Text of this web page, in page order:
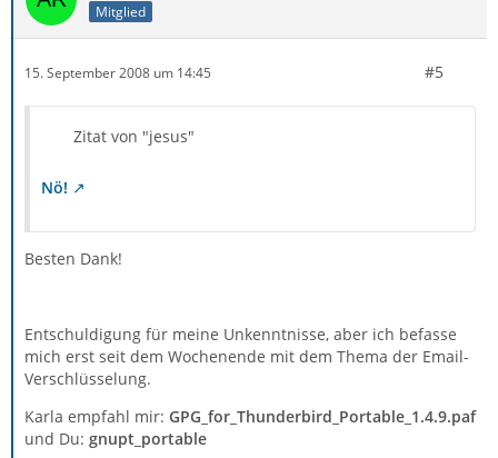
Mitglied
15. September 2008 um 14:45 #5
Zitat von "jesus"
Nö!
Besten Dank!
Entschuldigung für meine Unkenntnisse, aber ich befasse
mich erst seit dem Wochenende mit dem Thema der Email-
Verschlüsselung.
Karla empfahl mir: GPG_for_Thunderbird_Portable_1.4.9.paf
und Du: gnupt_portable